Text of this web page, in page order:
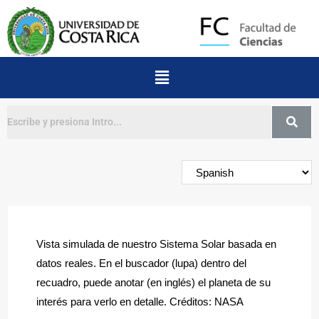
Vista simulada de nuestro Sistema Solar basada en
datos reales. En el buscador (lupa) dentro del
recuadro, puede anotar (en inglés) el planeta de su
interés para verlo en detalle. Créditos: NASA